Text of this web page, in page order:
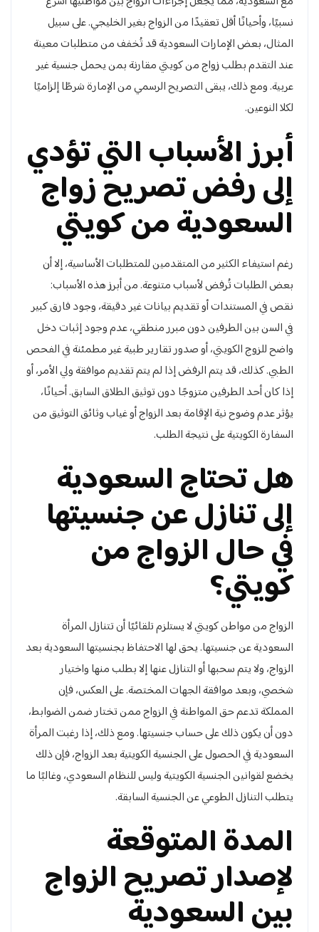
نسبيًا، وأحيانًا أقل تعقيدًا من الزواج بغير الخليجي. على سبيل
المثال، بعض الإمارات السعودية قد تُخفف من متطلبات معينة
عند التقدم بطلب زواج من كويتي مقارنة بمن يحمل جنسية غير
عربية. ومع ذلك، يبقى التصريح الرسمي من الإمارة شرطًا إلزاميًا
لكلا النوعين.
أبرز الأسباب التي تؤدي
إلى رفض تصريح زواج
السعودية من كويتي
رغم استيفاء الكثير من المتقدمين للمتطلبات الأساسية، إلا أن
بعض الطلبات تُرفض لأسباب متنوعة. من أبرز هذه الأسباب:
نقص في المستندات أو تقديم بيانات غير دقيقة، وجود فارق كبير
في السن بين الطرفين دون مبرر منطقي، عدم وجود إثبات دخل
واضح للزوج الكويتي، أو صدور تقارير طبية غير مطمئنة في الفحص
الطبي. كذلك، قد يتم الرفض إذا لم يتم تقديم موافقة ولي الأمر، أو
إذا كان أحد الطرفين متزوجًا دون توثيق الطلاق السابق. أحيانًا،
يؤثر عدم وضوح نية الإقامة بعد الزواج أو غياب وثائق التوثيق من
السفارة الكويتية على نتيجة الطلب.
هل تحتاج السعودية
إلى تنازل عن جنسيتها
في حال الزواج من
كويتي؟
الزواج من مواطن كويتي لا يستلزم تلقائيًا أن تتنازل المرأة
السعودية عن جنسيتها. يحق لها الاحتفاظ بجنسيتها السعودية بعد
الزواج، ولا يتم سحبها أو التنازل عنها إلا بطلب منها واختيار
شخصي، وبعد موافقة الجهات المختصة. على العكس، فإن
المملكة تدعم حق المواطنة في الزواج ممن تختار ضمن الضوابط،
دون أن يكون ذلك على حساب جنسيتها. ومع ذلك، إذا رغبت المرأة
السعودية في الحصول على الجنسية الكويتية بعد الزواج، فإن ذلك
يخضع لقوانين الجنسية الكويتية وليس للنظام السعودي، وغالبًا ما
يتطلب التنازل الطوعي عن الجنسية السابقة.
المدة المتوقعة
لإصدار تصريح الزواج
بين السعودية